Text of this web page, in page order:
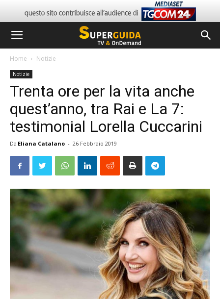
Home Notizie
Notizie
Trenta ore per la vita anche
quest’anno, tra Rai e La 7:
testimonial Lorella Cuccarini
Da Eliana Catalano - 26 Febbraio 2019